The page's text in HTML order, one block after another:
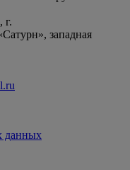
г.
западная
данных